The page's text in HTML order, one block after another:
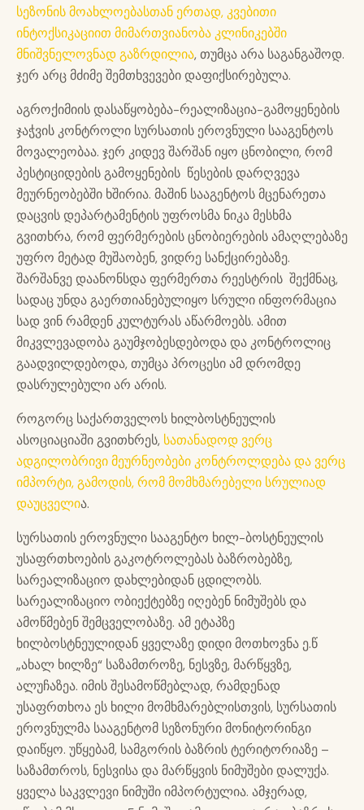
სეზონის მოახლოებასთან ერთად, კვებითი
ინტოქსიკაციით მიმართვიანობა კლინიკებში
მნიშვნელოვნად გაზრდილია, თუმცა არა საგანგაშოდ.
ჯერ არც მძიმე შემთხვევები დაფიქსირებულა.
აგროქიმიის დასაწყობება-რეალიზაცია-გამოყენების
ჯაჭვის კონტროლი სურსათის ეროვნული სააგენტოს
მოვალეობაა. ჯერ კიდევ შარშან იყო ცნობილი, რომ
პესტიციდების გამოყენების წესების დარღვევა
მეურნეობებში ხშირია. მაშინ სააგენტოს მცენარეთა
დაცვის დეპარტამენტის უფროსმა ნიკა მესხმა
გვითხრა, რომ ფერმერების ცნობიერების ამაღლებაზე
უფრო მეტად მუშაობენ, ვიდრე სანქცირებაზე.
შარშანვე დაანონსდა ფერმერთა რეესტრის შექმნაც,
სადაც უნდა გაერთიანებულიყო სრული ინფორმაცია
სად ვინ რამდენ კულტურას აწარმოებს. ამით
მიკვლევადობა გაუმჯობესდებოდა და კონტროლიც
გაადვილდებოდა, თუმცა პროცესი ამ დრომდე
დასრულებული არ არის.
როგორც საქართველოს ხილბოსტნეულის
ასოციაციაში გვითხრეს, სათანადოდ ვერც
ადგილობრივი მეურნეობები კონტროლდება და ვერც
იმპორტი, გამოდის, რომ მომხმარებელი სრულიად
დაუცველია.
სურსათის ეროვნული სააგენტო ხილ-ბოსტნეულის
უსაფრთხოების გაკოტროლებას ბაზრობებზე,
სარეალიზაციო დახლებიდან ცდილობს.
სარეალიზაციო ობიექტებზე იღებენ ნიმუშებს და
ამოწმებენ შემცველობაზე. ამ ეტაპზე
ხილბოსტნეულიდან ყველაზე დიდი მოთხოვნა ე.წ
„ახალ ხილზე“ საზამთროზე, ნესვზე, მარწყვზე,
ალუჩაზეა. იმის შესამოწმებლად, რამდენად
უსაფრთხოა ეს ხილი მომხმარებლისთვის, სურსათის
ეროვნულმა სააგენტომ სეზონური მონიტორინგი
დაიწყო. უწყებამ, სამგორის ბაზრის ტერიტორიაზე –
საზამთროს, ნესვისა და მარწყვის ნიმუშები დალუქა.
ყველა საკვლევი ნიმუში იმპორტულია. ამჯერად,